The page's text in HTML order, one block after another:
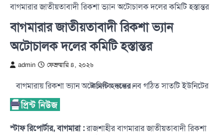
বাগমারার জাতীয়তাবাদী রিকশা ভ্যান অটোচালক দলের কমিটি হস্তান্তর
বাগমারার জাতীয়তাবাদী রিকশা ভ্যান
অটোচালক দলের কমিটি হস্তান্তর
admin ফেব্রুয়ারি ৪, ২০২৬
বাগমারায় রিকশা ভ্যান অটোচালক দলের নব গঠিত সাতটি ইউনিটের কমিটি হস্তান্তর।
স্টাফ রিপোর্টার, বাগমারা :রাজশাহীর বাগমারার জাতীয়তাবাদী রিকশা